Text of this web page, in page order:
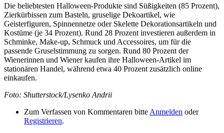
Die beliebtesten Halloween-Produkte sind Süßigkeiten (85 Prozent),
Zierkürbissen zum Basteln, gruselige Dekoartikel, wie
Geisterfiguren, Spinnennetze oder Skelette Dekorationsartikeln und
Kostüme (je 34 Prozent). Rund 28 Prozent investieren außerdem in
Schminke, Make-up, Schmuck und Accessoires, um für die
passende Gruselstimmung zu sorgen. Rund 80 Prozent der
Wienerinnen und Wiener kaufen ihre Halloween-Artikel im
stationären Handel, während etwa 40 Prozent zusätzlich online
einkaufen.
Foto: Shutterstock/Lysenko Andrii
Zum Verfassen von Kommentaren bitte Anmelden oder
Registrieren.